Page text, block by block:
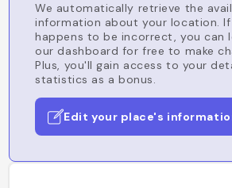
We automatically retrieve the
information about your location.
happens to be incorrect, you can
our dashboard for free to make
Plus, you'll gain access to your
statistics as a bonus.
Edit your place's